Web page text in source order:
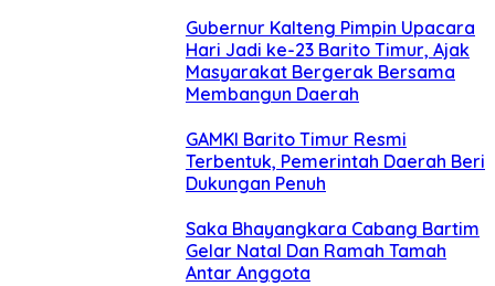
Gubernur Kalteng Pimpin Upacara
Hari Jadi ke-23 Barito Timur, Ajak
Masyarakat Bergerak Bersama
Membangun Daerah
GAMKI Barito Timur Resmi
Terbentuk, Pemerintah Daerah Beri
Dukungan Penuh
Saka Bhayangkara Cabang Bartim
Gelar Natal Dan Ramah Tamah
Antar Anggota